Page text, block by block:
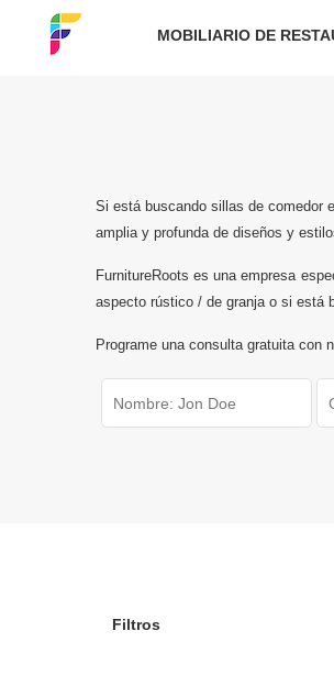
MOBILIARIO DE
Si está buscando sillas de comedor
amplia y profunda de diseños y
FurnitureRoots es una empresa
aspecto rústico / de granja o si está
Programe una consulta gratuita con
Filtros